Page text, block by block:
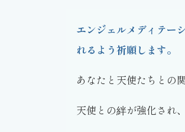
エンジェルメディテー
れるよう祈願します。
あなたと天使たちとの
天使との絆が強化され